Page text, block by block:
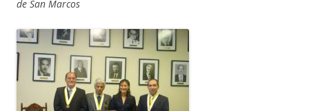
de San Marcos